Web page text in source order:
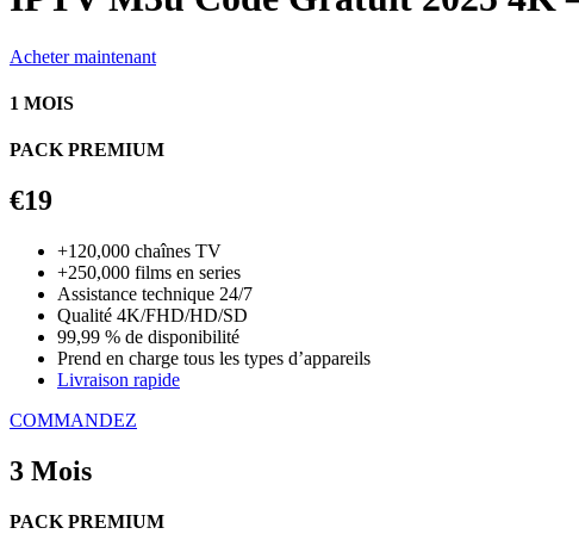
Acheter maintenant
1 MOIS
PACK PREMIUM
€19
+120,000 chaînes TV
+250,000 films en series
Assistance technique 24/7
Qualité 4K/FHD/HD/SD
99,99 % de disponibilité
Prend en charge tous les types d’appareils
Livraison rapide
COMMANDEZ
3 Mois
PACK PREMIUM